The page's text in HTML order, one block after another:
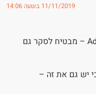
11/11/2019 בשעה 14:06
הנעל של טריי נקראת – Adidas N3XT L3V3L – מבטיח לסקר גם
יש גם את זה –